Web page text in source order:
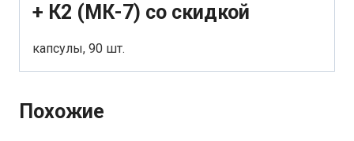
+ К2 (МК-7) со скидкой
капсулы, 90 шт.
Похожие